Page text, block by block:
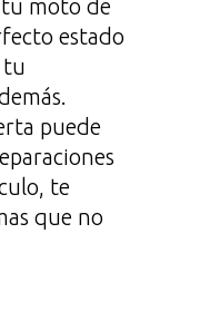
moto de
estado
tu
puede
te
que no